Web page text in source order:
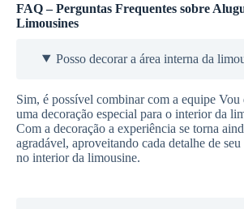
FAQ – Perguntas Frequentes sobre
Limousines
Posso decorar a área interna da
Sim, é possível combinar com a equipe
uma decoração especial para o interior da
Com a decoração a experiência se torna
agradável, aproveitando cada detalhe de
no interior da limousine.